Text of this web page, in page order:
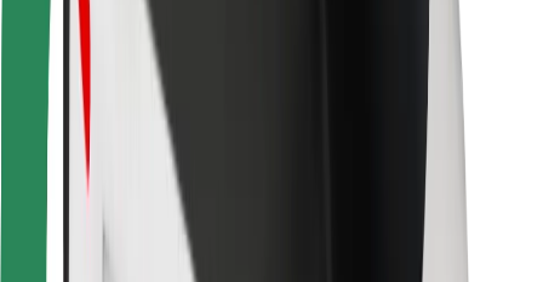
Para repartidores
Bolt Food
Para propietarios de flota
Para restaurantes
Bolt para empresas
Otros